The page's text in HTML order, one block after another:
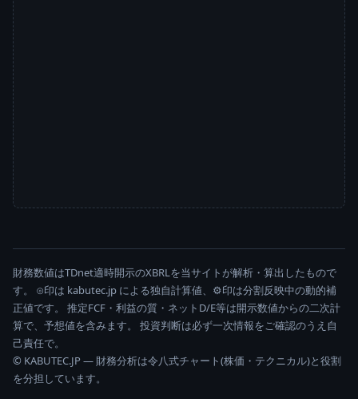
財務数値はTDnet適時開示のXBRLを当サイトが解析・算出したもので
す。 ⊙印は kabutec.jp による独自計算値、⚙印は分割反映中の動的補
正値です。 推定FCF・利益の質・ネットD/E等は開示数値からの二次計
算で、予想値を含みます。 投資判断は必ず一次情報をご確認のうえ自
己責任で。
© KABUTEC.JP — 財務分析は令八式チャート(株価・テクニカル)と役割
を分担しています。